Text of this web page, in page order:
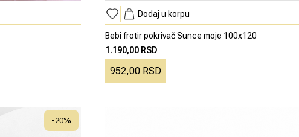
Dodaj u korpu
Bebi frotir pokrivač Sunce moje 100x120
1.190,00 RSD
952,00 RSD
-20%